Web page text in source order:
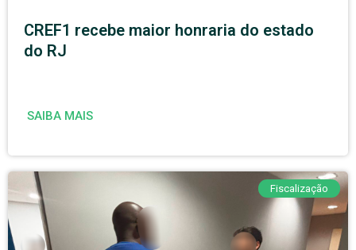
CREF1 recebe maior honraria do estado
do RJ
SAIBA MAIS
Fiscalização